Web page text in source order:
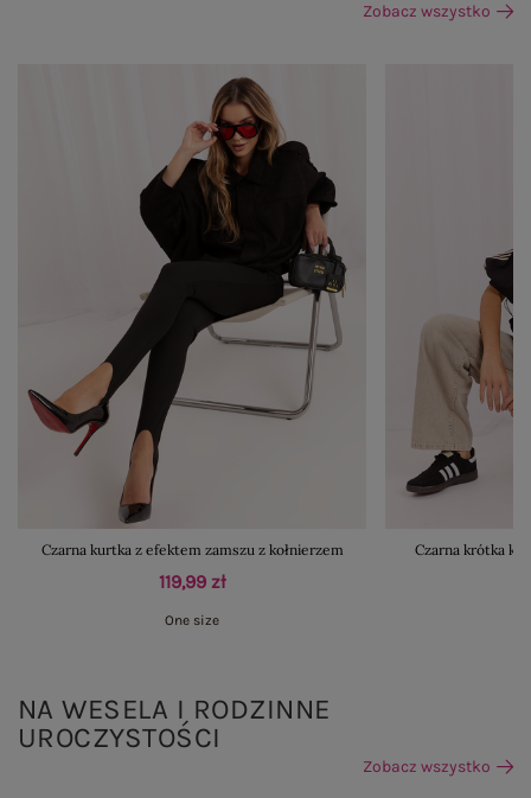
Zobacz wszystko
Czarna kurtka z efektem zamszu z kołnierzem
119,99 zł
One size
Czarna krótka
NA WESELA I RODZINNE
UROCZYSTOŚCI
Zobacz wszystko